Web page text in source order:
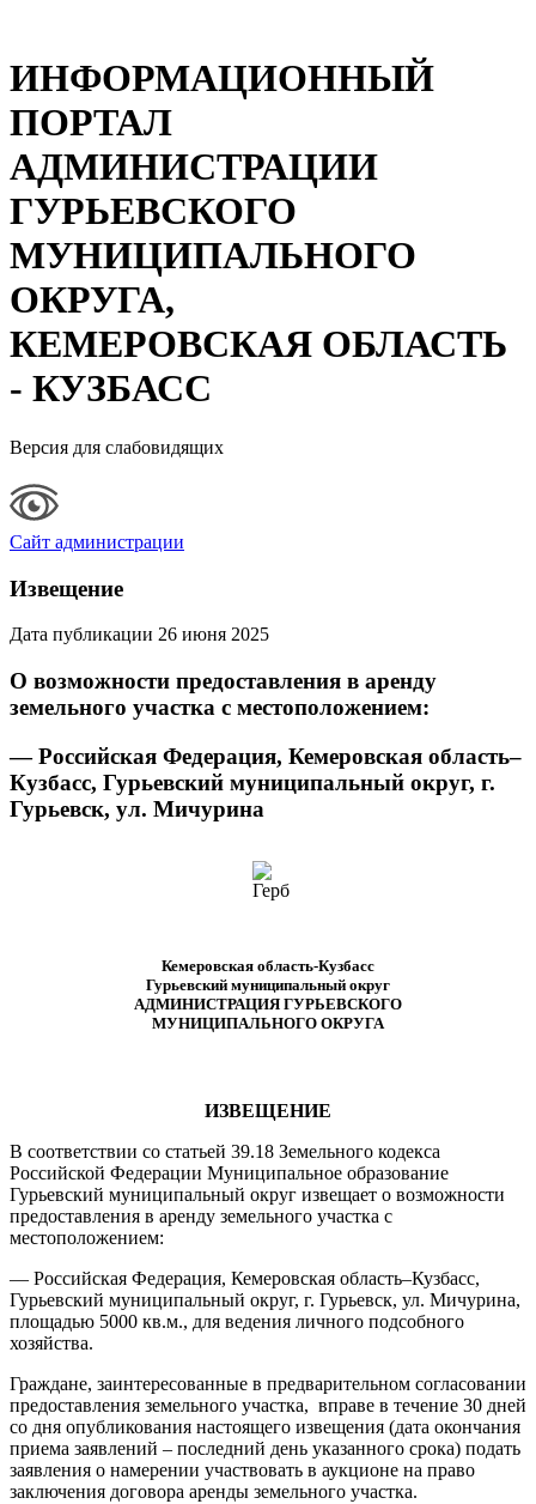
ИНФОРМАЦИОННЫЙ
ПОРТАЛ
АДМИНИСТРАЦИИ
ГУРЬЕВСКОГО
МУНИЦИПАЛЬНОГО
ОКРУГА,
КЕМЕРОВСКАЯ ОБЛАСТЬ
- КУЗБАСС
Версия для слабовидящих
Сайт администрации
Извещение
Дата публикации 26 июня 2025
О возможности предоставления в аренду
земельного участка с местоположением:
— Российская Федерация, Кемеровская область–
Кузбасс, Гурьевский муниципальный округ, г.
Гурьевск, ул. Мичурина
Кемеровская область-Кузбасс
Гурьевский муниципальный округ
АДМИНИСТРАЦИЯ ГУРЬЕВСКОГО
МУНИЦИПАЛЬНОГО ОКРУГА
ИЗВЕЩЕНИЕ
В соответствии со статьей 39.18 Земельного кодекса
Российской Федерации Муниципальное образование
Гурьевский муниципальный округ извещает о возможности
предоставления в аренду земельного участка с
местоположением:
— Российская Федерация, Кемеровская область–Кузбасс,
Гурьевский муниципальный округ, г. Гурьевск, ул. Мичурина,
площадью 5000 кв.м., для ведения личного подсобного
хозяйства.
Граждане, заинтересованные в предварительном согласовании
предоставления земельного участка, вправе в течение 30 дней
со дня опубликования настоящего извещения (дата окончания
приема заявлений – последний день указанного срока) подать
заявления о намерении участвовать в аукционе на право
заключения договора аренды земельного участка.